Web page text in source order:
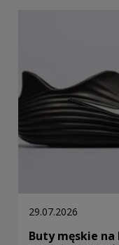
29.07.2026
Buty męskie